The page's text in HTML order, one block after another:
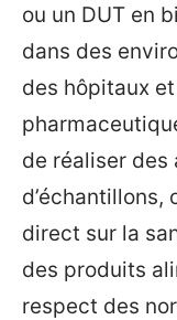
ou un DUT en
dans des
des hôpitaux
de réaliser des
direct sur la
des produits
respect des